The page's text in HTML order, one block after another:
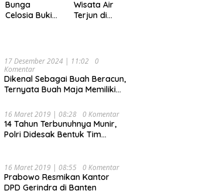
Bunga
Celosia Bukit
untuk Liburan
Keluarga
Wisata Air
Terjun di
Panorama
Mempesona
17 Desember 2024 | 11:02
0
Komentar
Dikenal Sebagai Buah Beracun,
Ternyata Buah Maja Memiliki
Kesehatan
16 Maret 2019 | 08:28 0 Komentar
14 Tahun Terbunuhnya Munir,
Polri Didesak Bentuk Tim
16 Maret 2019 | 08:55 0 Komentar
Prabowo Resmikan Kantor
DPD Gerindra di Banten